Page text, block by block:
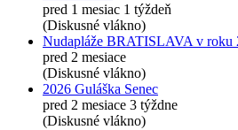
pred 1 mesiac 1 týždeň
(Diskusné vlákno)
Nudapláže BRATISLAVA v roku
pred 2 mesiace
(Diskusné vlákno)
2026 Guláška Senec
pred 2 mesiace 3 týždne
(Diskusné vlákno)